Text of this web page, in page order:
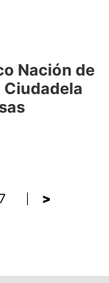
Nación de
Ciudadela
>